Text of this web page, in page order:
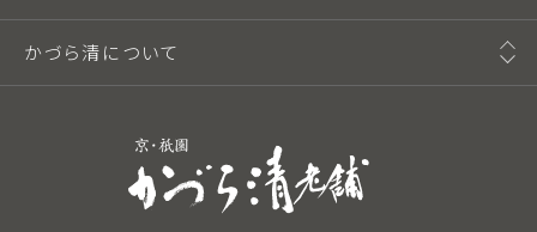
かづら清について